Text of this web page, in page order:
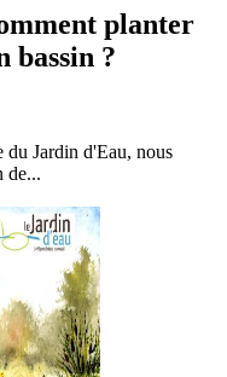
planter
bassin ?
du Jardin d'Eau, nous
de...